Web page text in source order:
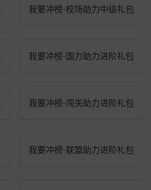
我要冲榜-校场助力中级礼包
我要冲榜-国力助力进阶礼包
我要冲榜-闯关助力进阶礼包
我要冲榜-联盟助力进阶礼包